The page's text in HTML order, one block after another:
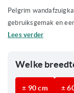
Pelgrim
gebruiksgemak en
frisse kookomgeving
onze experts.
Lees verder
Welke
± 90 cm ±